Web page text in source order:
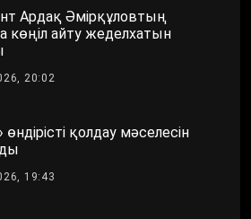
Ардақ Әмірқұловтың
көңіл айту жеделхатын
20:02
қолдау мәселесін
19:43